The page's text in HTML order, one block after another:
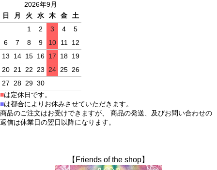
2026年9月
日
月 火 水 木 金
土
1
2 3 4
5
6
7 8 9 10 11
12
13
14 15 16 17 18 19
20 21 22 23 24 25 26
27
28 29 30
■は定休日です。
■は都合によりお休みさせていただきます。
商品のご注文はお受けできますが、 商品の発送、及びお問い合わせの
返信は休業日の翌日以降になります。
【Friends of the shop】